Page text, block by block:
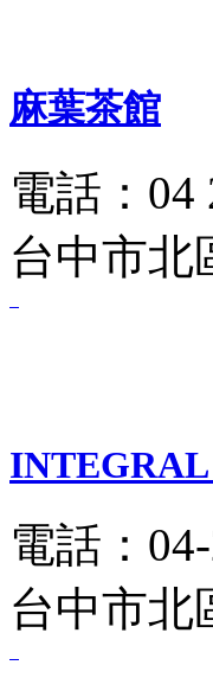
麻葉茶館
電話：04
台中市北
INTEGRAL
電話：
台中市北